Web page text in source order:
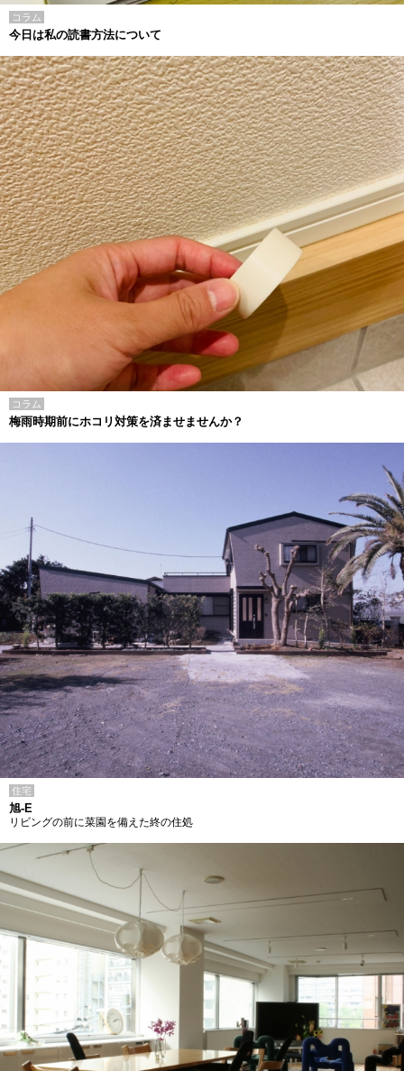
コラム
今日は私の読書方法について
コラム
梅雨時期前にホコリ対策を済ませませんか？
住宅
旭-E
リビングの前に菜園を備えた終の住処